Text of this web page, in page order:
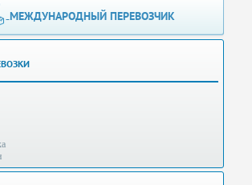
МЕЖДУНАРОДНЫЙ ПЕРЕВОЗЧИК